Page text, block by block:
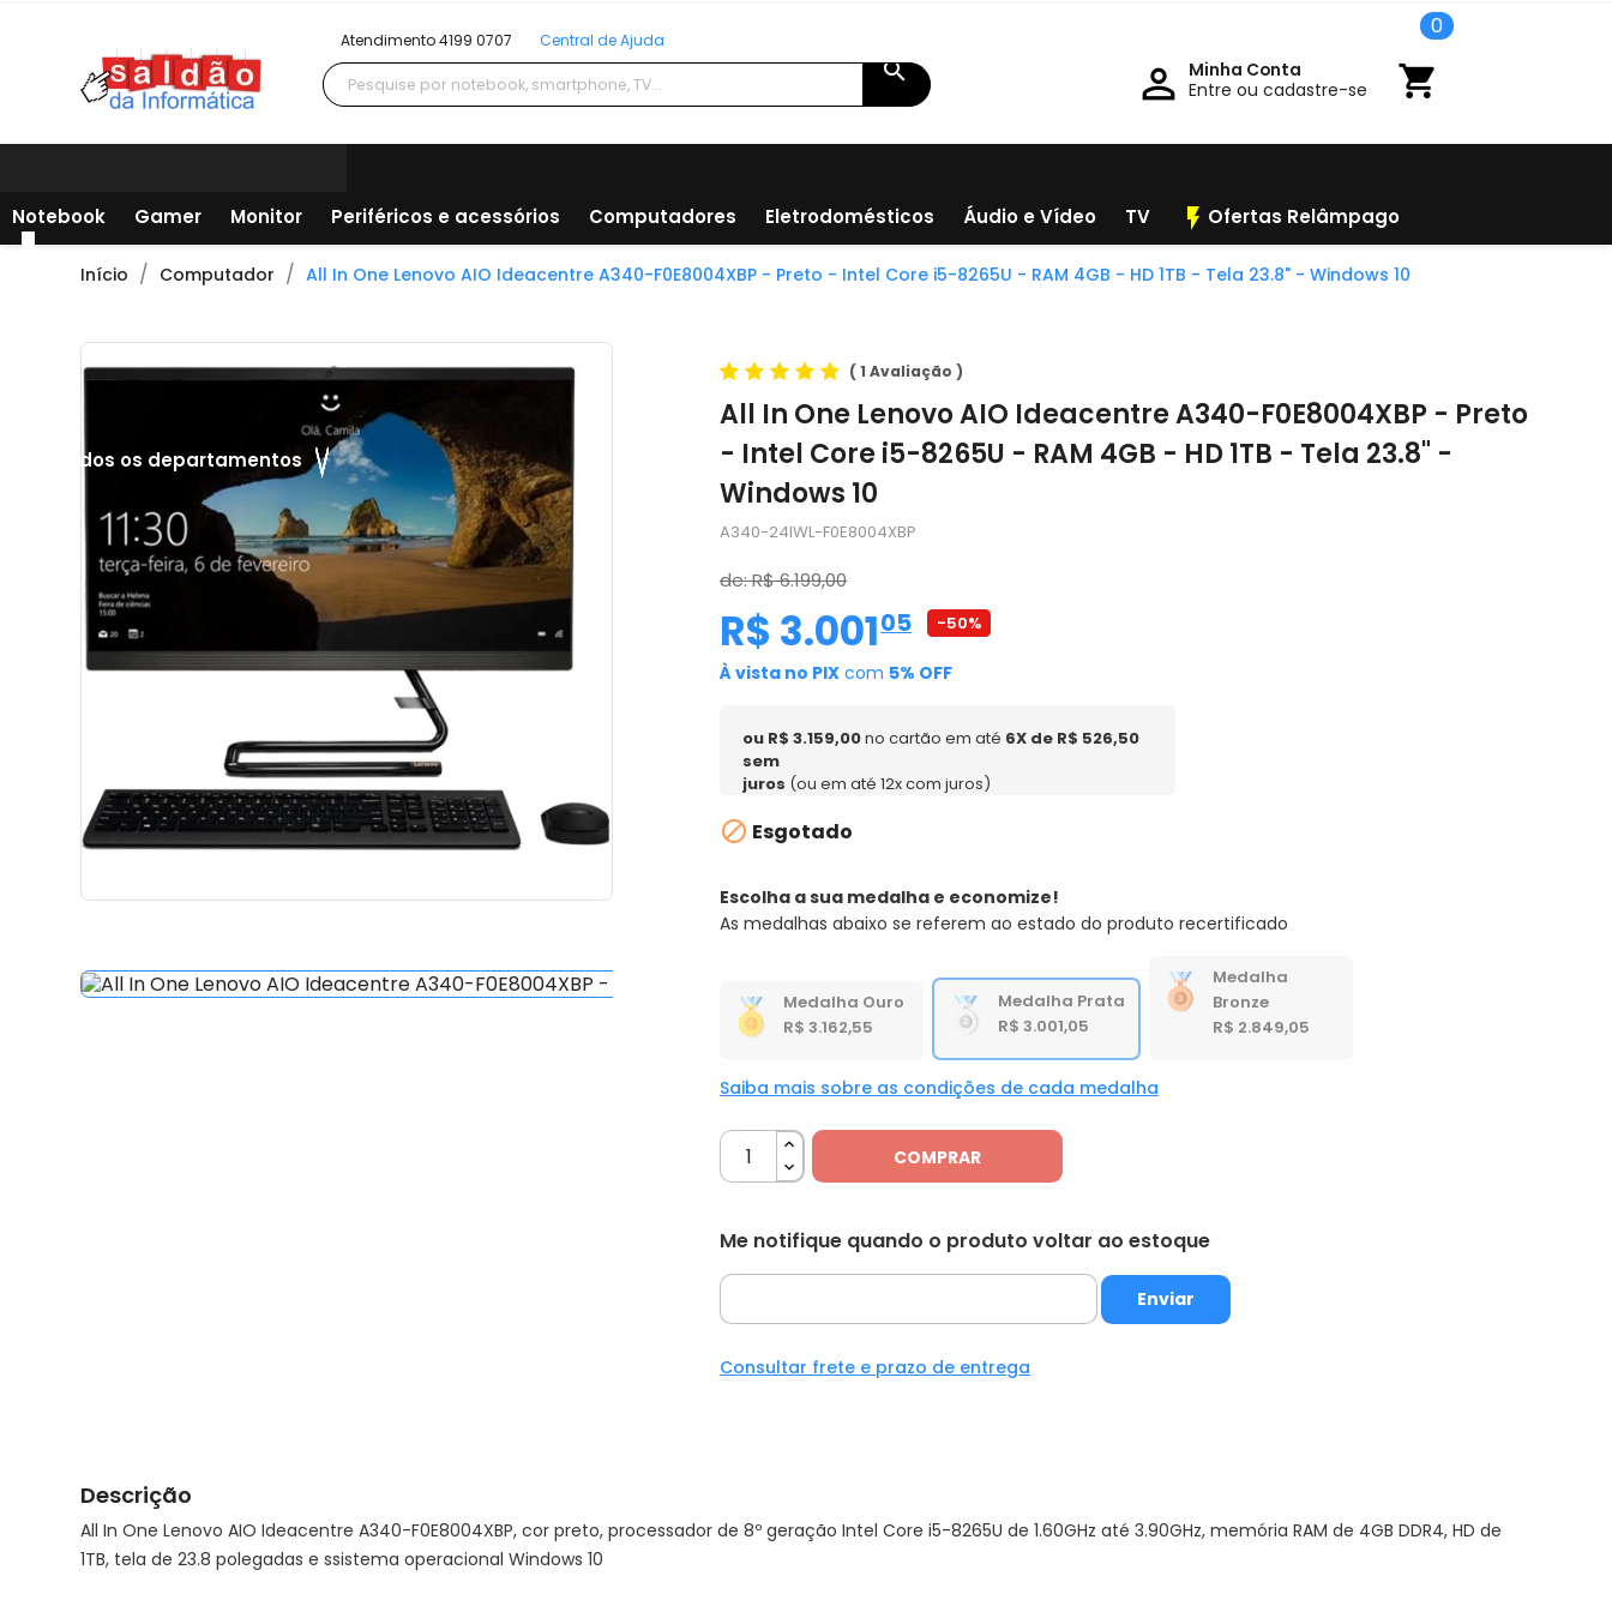
Atendimento 4199 0707 Central de Ajuda
search  Minha Conta
Entre ou cadastre-se
shopping_cart
0
Todos os departamentos
Notebook Gamer Monitor Periféricos e acessórios Computadores Eletrodomésticos Áudio e Vídeo TV flash_on Ofertas Relâmpago
Início Computador All In One Lenovo AIO Ideacentre A340-F0E8004XBP - Preto - Intel Core i5-8265U - RAM 4GB - HD 1TB - Tela 23.8" - Windows 10
(1 Avaliação)
All In One Lenovo AIO Ideacentre A340-F0E8004XBP - Preto
- Intel Core i5-8265U - RAM 4GB - HD 1TB - Tela 23.8" -
Windows 10
A340-24IWL-F0E8004XBP
de: R$ 6.199,00
R$ 3.001,
05 -50%
À vista no PIX com 5% OFF
ou R$ 3.159,00no cartão em até 6X de R$ 526,50
sem
juros (ou em até 12x com juros)
 Esgotado
Escolha a sua medalha e economize!
As medalhas abaixo se referem ao estado do produto recertificado
Medalha Ouro
R$ 3.162,55
Medalha Prata
R$ 3.001,05
Medalha
Bronze
R$ 2.849,05
Saiba mais sobre as condições de cada medalha
COMPRAR
Me notifique quando o produto voltar ao estoque
Consultar frete e prazo de entrega
Descrição
All In One Lenovo AIO Ideacentre A340-F0E8004XBP, cor preto, processador de 8º geração Intel Core i5-8265U de 1.60GHz até 3.90GHz, memória RAM de 4GB DDR4, HD de
1TB, tela de 23.8 polegadas e ssistema operacional Windows 10